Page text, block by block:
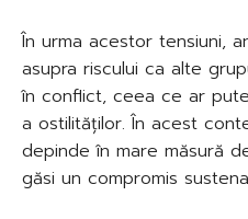
În urma acestor tensiuni,
asupra riscului ca alte
în conflict, ceea ce ar
a ostilităților. În acest
depinde în mare măsură
găsi un compromis